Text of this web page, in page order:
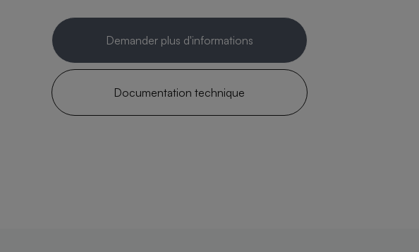
Demander plus d'informations
Documentation technique